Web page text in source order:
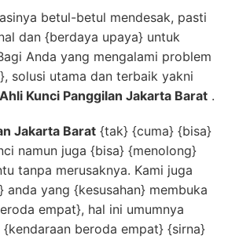
betul-betul mendesak, pasti
dan {berdaya upaya} untuk
Anda yang mengalami problem
solusi utama dan terbaik yakni
Ahli Kunci Panggilan Jakarta Barat .
Jakarta Barat {tak} {cuma} {bisa}
namun juga {bisa} {menolong}
tanpa merusaknya. Kami juga
yang {kesusahan} membuka
empat}, hal ini umumnya
beroda empat} {sirna}